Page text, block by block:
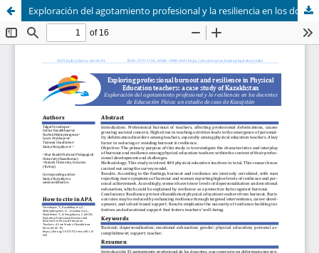
Exploración del agotamiento profesional y la resiliencia en los docentes de educación física: un estudio de caso de Kazajstán